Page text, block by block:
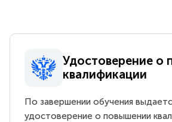
Удостоверение о
квалификации
По завершении обучения
удостоверение о повышении